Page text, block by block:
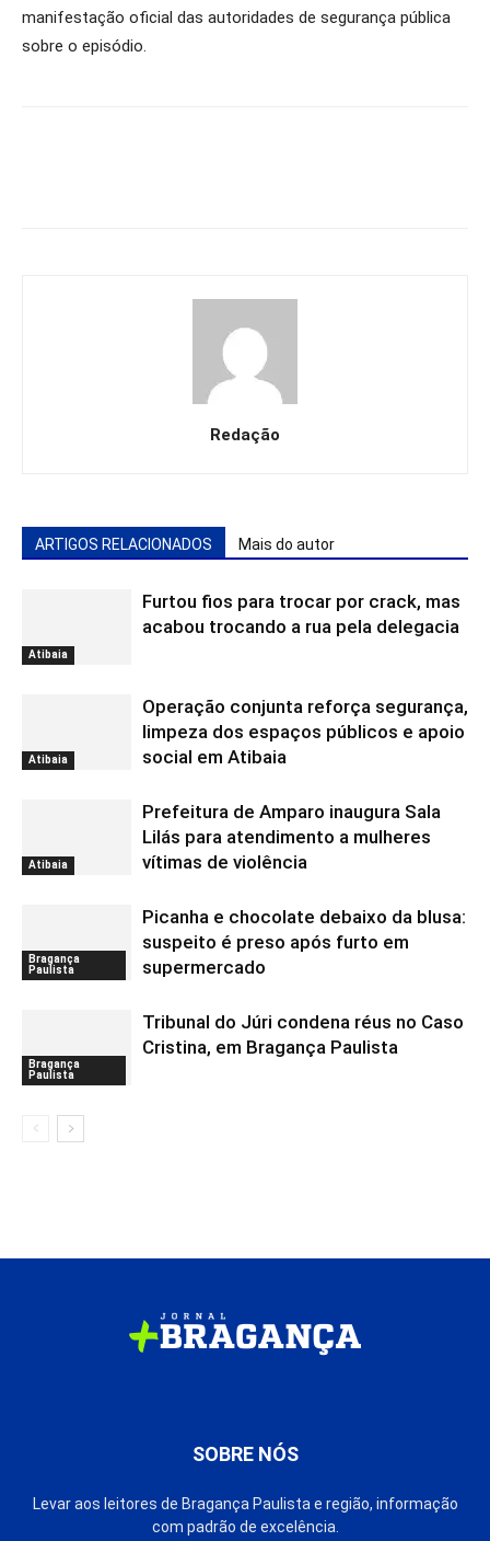
manifestação oficial das autoridades de segurança pública
sobre o episódio.
Redação
ARTIGOS RELACIONADOS Mais do autor
Atibaia
Furtou fios para trocar por crack, mas
acabou trocando a rua pela delegacia
Atibaia
Operação conjunta reforça segurança,
limpeza dos espaços públicos e apoio
social em Atibaia
Atibaia
Prefeitura de Amparo inaugura Sala
Lilás para atendimento a mulheres
vítimas de violência
Bragança
Paulista
Picanha e chocolate debaixo da blusa:
suspeito é preso após furto em
supermercado
Bragança
Paulista
Tribunal do Júri condena réus no Caso
Cristina, em Bragança Paulista
SOBRE NÓS
Levar aos leitores de Bragança Paulista e região, informação
com padrão de excelência.